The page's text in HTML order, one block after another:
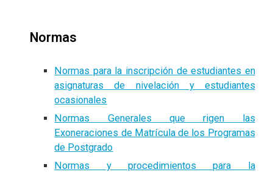
Normas
Normas para la inscripción de estudiantes en
asignaturas de nivelación y estudiantes
ocasionales
Normas Generales que rigen las
Exoneraciones de Matrícula de los Programas
de Postgrado
Normas y procedimientos para la